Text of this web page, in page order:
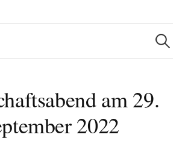
Suchen
nach:
am 29.
2022